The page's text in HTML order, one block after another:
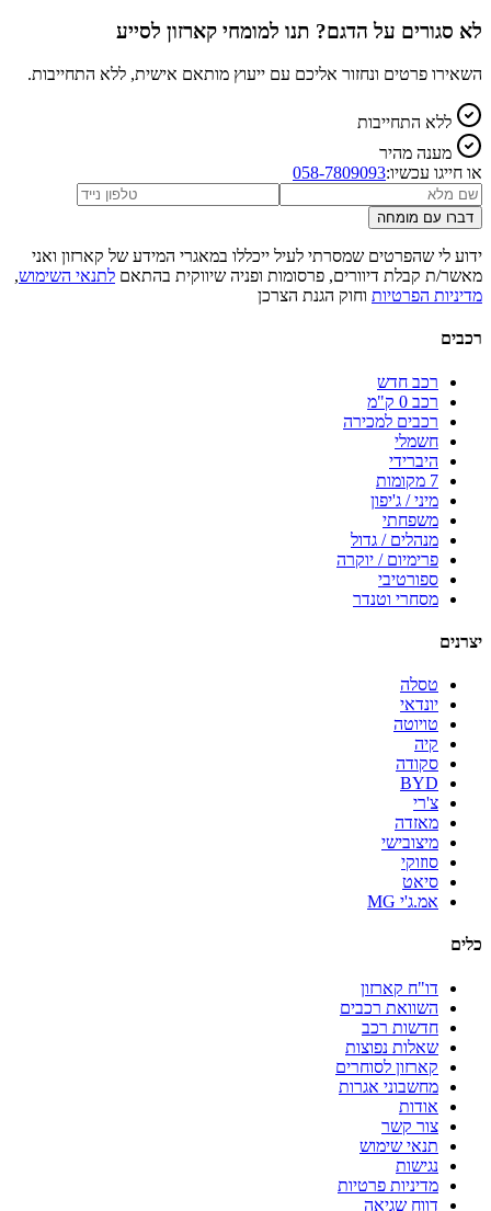
לא סגורים על הדגם? תנו למומחי קארזון לסייע
השאירו פרטים ונחזור אליכם עם ייעוץ מותאם אישית, ללא התחייבות.
ללא התחייבות
מענה מהיר
או חייגו עכשיו:058-7809093
דברו עם מומחה
ידוע לי שהפרטים שמסרתי לעיל ייכללו במאגרי המידע של קארזון ואני
מאשר/ת קבלת דיוורים, פרסומות ופניה שיווקית בהתאם לתנאי השימוש,
מדיניות הפרטיות וחוק הגנת הצרכן
רכבים
רכב חדש
רכב 0 ק"מ
רכבים למכירה
חשמלי
היברידי
7 מקומות
מיני / ג'יפון
משפחתי
מנהלים / גדול
פרימיום / יוקרה
ספורטיבי
מסחרי וטנדר
יצרנים
טסלה
יונדאי
טויוטה
קיה
סקודה
BYD
צ'רי
מאזדה
מיצובישי
סוזוקי
סיאט
אמ.ג'י MG
כלים
דו"ח קארזון
השוואת רכבים
חדשות רכב
שאלות נפוצות
קארזון לסוחרים
מחשבוני אגרות
אודות
צור קשר
תנאי שימוש
נגישות
מדיניות פרטיות
דווח שגיאה